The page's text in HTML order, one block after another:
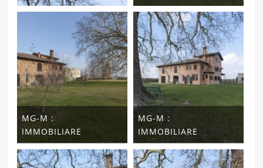
MG-M :
IMMOBILIARE
MG-M :
IMMOBILIARE